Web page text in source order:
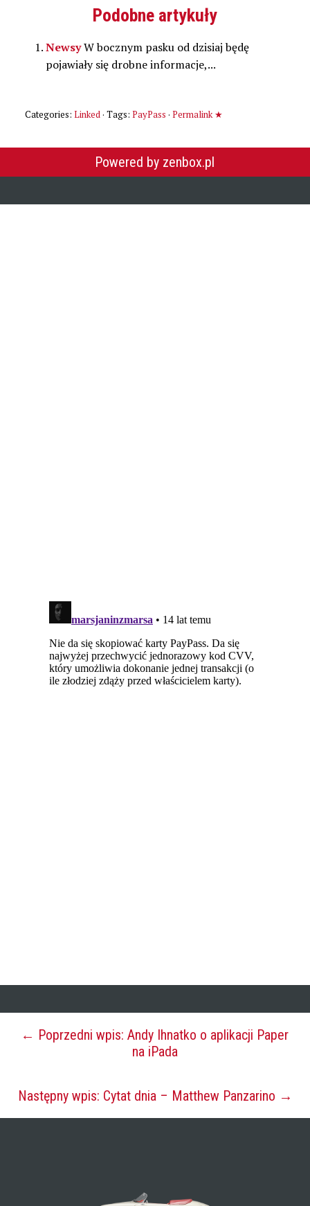
nowym
(Otwiera
się
w
Pocket(Otwiera
się
w
oknie)
Podobne artykuły
NewsyW bocznym pasku od dzisiaj będę
pojawiały się drobne informacje,...
Categories: Linked· Tags: PayPass · Permalink ★
Powered by zenbox.pl
← Poprzedni wpis: Andy Ihnatko o aplikacji Paper
na iPada
Następny wpis: Cytat dnia – Matthew Panzarino →